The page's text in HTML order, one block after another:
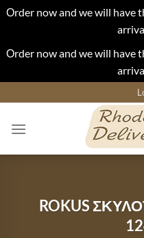
Οrder now and we will have
Οrder now and we will have
to
content
ROKUS